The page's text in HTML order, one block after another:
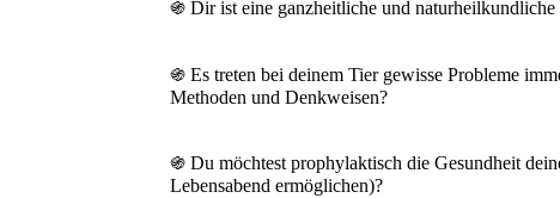
֍ Dir ist eine ganzheitliche und
֍ Es treten bei deinem Tier gewisse Probleme
Methoden und Denkweisen?
֍ Du möchtest prophylaktisch die Gesundheit
Lebensabend ermöglichen)?